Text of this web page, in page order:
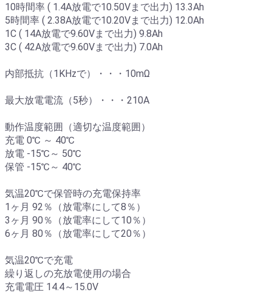
10時間率 ( 1.4A放電で10.50Vまで出力) 13.3Ah
5時間率 ( 2.38A放電で10.20Vまで出力) 12.0Ah
1C ( 14A放電で9.60Vまで出力) 9.8Ah
3C ( 42A放電で9.60Vまで出力) 7.0Ah
内部抵抗（1KHzで）・・・10mΩ
最大放電電流（5秒）・・・210A
動作温度範囲（適切な温度範囲）
充電 0℃ ～ 40℃
放電 -15℃～ 50℃
保管 -15℃～ 40℃
気温20℃で保管時の充電保持率
1ヶ月 92％（放電率にして8％）
3ヶ月 90％（放電率にして10％）
6ヶ月 80％（放電率にして20％）
気温20℃で充電
繰り返しの充放電使用の場合
充電電圧 14.4～15.0V